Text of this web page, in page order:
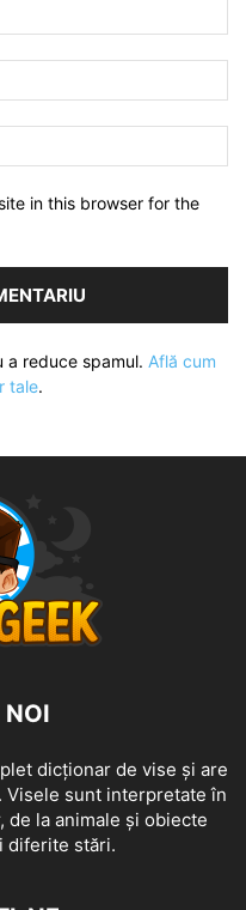
in this browser for the
a reduce spamul. Află cum
tale.
NOI
dicționar de vise și are
sunt interpretate în
de la animale și obiecte
diferite stări.